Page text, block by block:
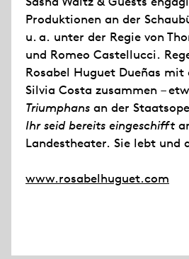
Produktionen an der
u. a. unter der Regie von
und Romeo Castellucci.
Rosabel Huguet Dueñas mit
Silvia Costa zusammen –
Triumphans an der
Ihr seid bereits eingeschifft
Landestheater. Sie lebt und
www.rosabelhuguet.com